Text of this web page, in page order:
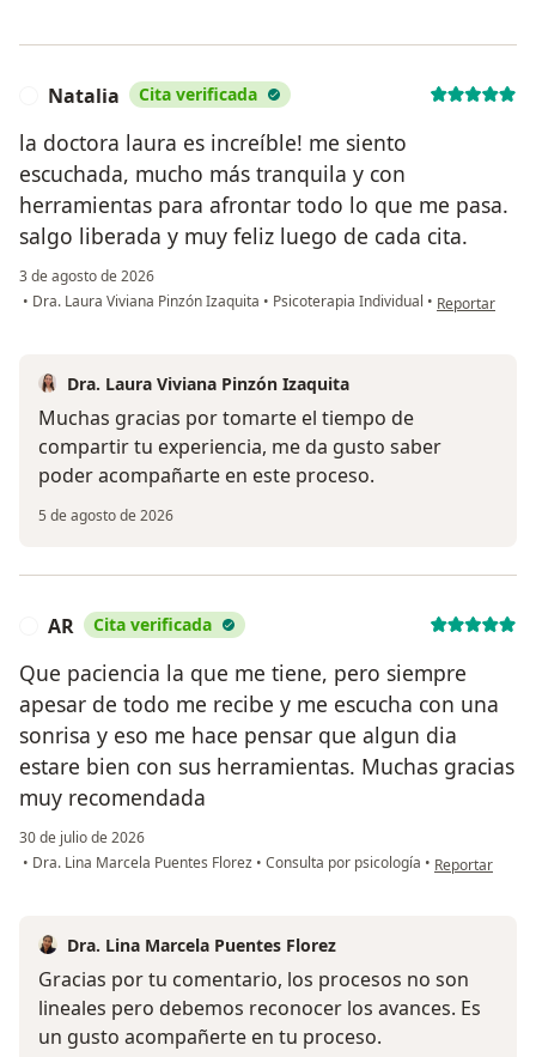
Natalia Cita verificada
la doctora laura es increíble! me siento
escuchada, mucho más tranquila y con
herramientas para afrontar todo lo que me pasa.
salgo liberada y muy feliz luego de cada cita.
3 de agosto de 2026
• Dra. Laura Viviana Pinzón Izaquita • Psicoterapia Individual • en opinión del
Reportar
Dra. Laura Viviana Pinzón Izaquita
Muchas gracias por tomarte el tiempo de
compartir tu experiencia, me da gusto saber
poder acompañarte en este proceso.
5 de agosto de 2026
AR Cita verificada
Que paciencia la que me tiene, pero siempre
apesar de todo me recibe y me escucha con una
sonrisa y eso me hace pensar que algun dia
estare bien con sus herramientas. Muchas gracias
muy recomendada
30 de julio de 2026
• Dra. Lina Marcela Puentes Florez • Consulta por psicología • en opinión del
Reportar
Dra. Lina Marcela Puentes Florez
Gracias por tu comentario, los procesos no son
lineales pero debemos reconocer los avances. Es
un gusto acompañerte en tu proceso.